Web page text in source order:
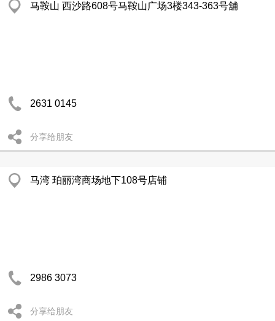
马鞍山 西沙路608号马鞍山广场3楼343-363号舖
2631 0145
分享给朋友
马湾 珀丽湾商场地下108号店铺
2986 3073
分享给朋友